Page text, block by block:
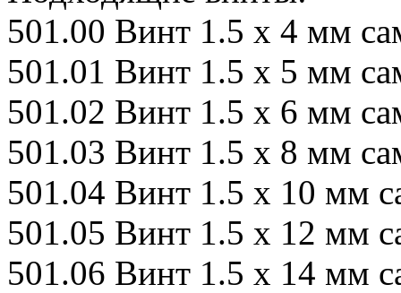
501.00 Винт 1.5 х 4 мм
501.01 Винт 1.5 х 5 мм
501.02 Винт 1.5 х 6 мм
501.03 Винт 1.5 х 8 мм
501.04 Винт 1.5 х 10 мм
501.05 Винт 1.5 х 12 мм
501.06 Винт 1.5 х 14 мм